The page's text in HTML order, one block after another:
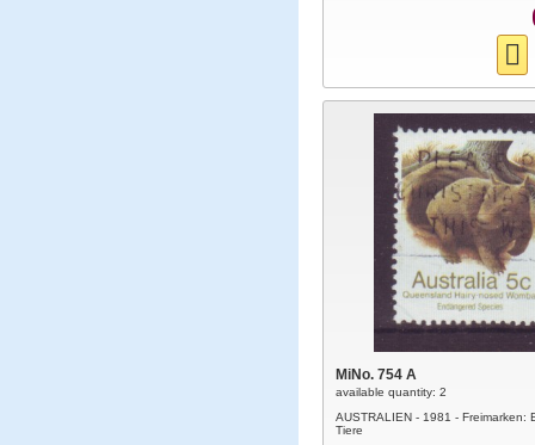
MiNo. 754 A
available quantity: 2
AUSTRALIEN - 1981 - Freimarken:
Tiere